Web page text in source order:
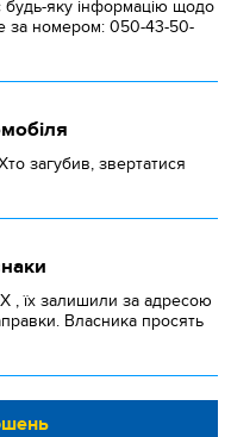
яку інформацію щодо
за номером: 050-43-50-
загубив, звертатися
, їх залишили за адресою
Власника просять